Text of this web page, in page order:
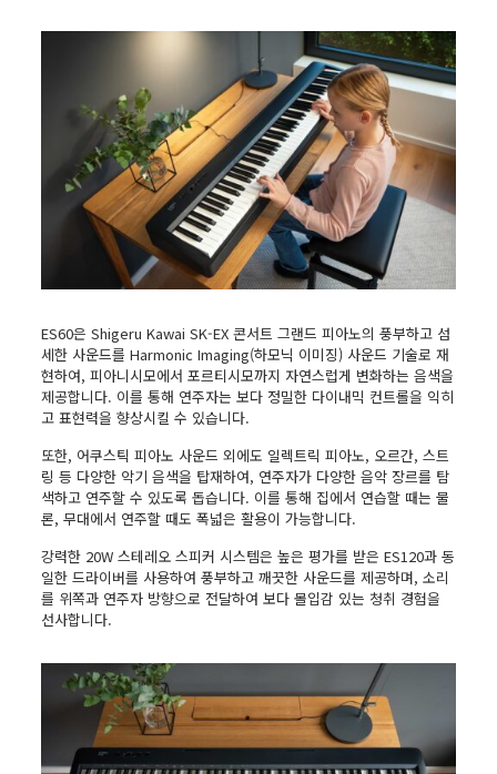
ES60은 Shigeru Kawai SK-EX 콘서트 그랜드 피아노의 풍부하고 섬
세한 사운드를 Harmonic Imaging(하모닉 이미징) 사운드 기술로 재
현하여, 피아니시모에서 포르티시모까지 자연스럽게 변화하는 음색을
제공합니다. 이를 통해 연주자는 보다 정밀한 다이내믹 컨트롤을 익히
고 표현력을 향상시킬 수 있습니다.
또한, 어쿠스틱 피아노 사운드 외에도 일렉트릭 피아노, 오르간, 스트
링 등 다양한 악기 음색을 탑재하여, 연주자가 다양한 음악 장르를 탐
색하고 연주할 수 있도록 돕습니다. 이를 통해 집에서 연습할 때는 물
론, 무대에서 연주할 때도 폭넓은 활용이 가능합니다.
강력한 20W 스테레오 스피커 시스템은 높은 평가를 받은 ES120과 동
일한 드라이버를 사용하여 풍부하고 깨끗한 사운드를 제공하며, 소리
를 위쪽과 연주자 방향으로 전달하여 보다 몰입감 있는 청취 경험을
선사합니다.